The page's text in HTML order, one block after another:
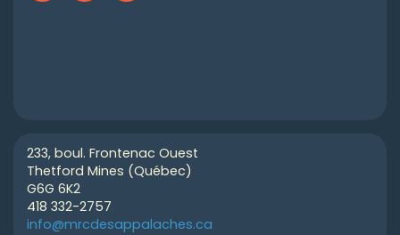
233, boul. Frontenac Ouest
Thetford Mines (Québec)
G6G 6K2
418 332-2757
info@mrcdesappalaches.ca